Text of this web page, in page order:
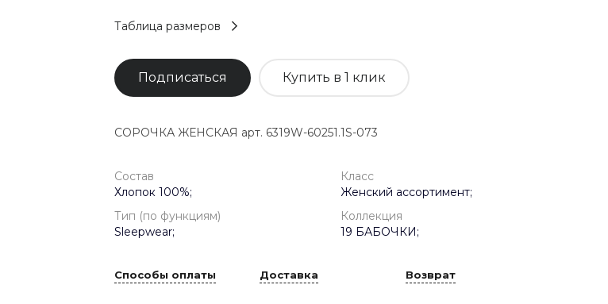
Таблица размеров
Подписаться Купить в 1 клик
СОРОЧКА ЖЕНСКАЯ арт. 6319W-60251.1S-073
Состав
Хлопок 100%;
Класс
Женский ассортимент;
Тип (по функциям)
Sleepwear;
Коллекция
19 БАБОЧКИ;
Способы оплаты Доставка Возврат